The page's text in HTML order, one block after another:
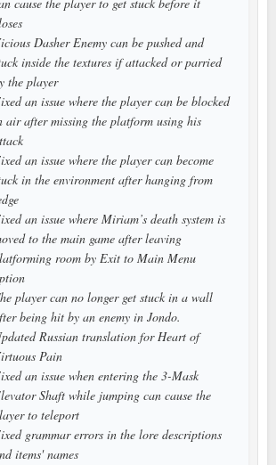
Dasher Enemy can be pushed and
inside the textures if attacked or parried
the player
an issue where the player can be blocked
air after missing the platform using his
an issue where the player can become
in the environment after hanging from
an issue where Miriam’s death system is
to the main game after leaving
room by Exit to Main Menu
player can no longer get stuck in a wall
being hit by an enemy in Jondo.
Russian translation for Heart of
Pain
an issue when entering the 3-Mask
Shaft while jumping can cause the
to teleport
grammar errors in the lore descriptions
items' names